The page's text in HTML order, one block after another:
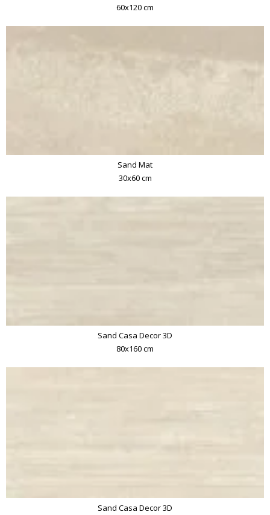
60x120 cm
Sand Mat
30x60 cm
Sand Casa Decor 3D
80x160 cm
Sand Casa Decor 3D